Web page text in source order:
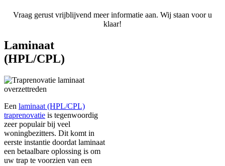
Vraag gerust vrijblijvend meer informatie aan. Wij staan voor u
klaar!
Laminaat
(HPL/CPL)
Een laminaat (HPL/CPL)
traprenovatie is tegenwoordig
zeer populair bij veel
woningbezitters. Dit komt in
eerste instantie doordat laminaat
een betaalbare oplossing is om
uw trap te voorzien van een